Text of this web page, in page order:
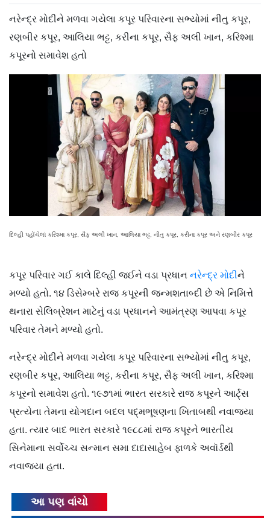
નરેન્દ્ર મોદીને મળવા ગયેલા કપૂર પરિવારના સભ્યોમાં નીતુ કપૂર,
રણબીર કપૂર, આલિયા ભટ્ટ, કરીના કપૂર, સૈફ અલી ખાન, કરિશ્મા
કપૂરનો સમાવેશ હતો
દિલ્હી પહોંચેલાં કરિશ્મા કપૂર, સૈફ અલી ખાન, આલિયા ભટ્ટ, નીતુ કપૂર, કરીના કપૂર અને રણબીર કપૂર
કપૂર પરિવાર ગઈ કાલે દિલ્હી જઈને વડા પ્રધાન નરેન્દ્ર મોદીને
મળ્યો હતો. ૧૪ ડિસેમ્બરે રાજ કપૂરની જન્મશતાબ્દી છે એ નિમિત્તે
થનારા સેલિબ્રેશન માટેનું વડા પ્રધાનને આમંત્રણ આપવા કપૂર
પરિવાર તેમને મળ્યો હતો.
નરેન્દ્ર મોદીને મળવા ગયેલા કપૂર પરિવારના સભ્યોમાં નીતુ કપૂર,
રણબીર કપૂર, આલિયા ભટ્ટ, કરીના કપૂર, સૈફ અલી ખાન, કરિશ્મા
કપૂરનો સમાવેશ હતો. ૧૯૭૧માં ભારત સરકારે રાજ કપૂરને આર્ટ્‍સ
પ્રત્યેના તેમના યોગદાન બદલ પદ્‍મભૂષણના ખિતાબથી નવાજ્યા
હતા. ત્યાર બાદ ભારત સરકારે ૧૯૮૮માં રાજ કપૂરને ભારતીય
સિનેમાના સર્વોચ્ચ સન્માન સમા દાદાસાહેબ ફાળકે અવૉર્ડથી
નવાજ્યા હતા.
આ પણ વાંચો